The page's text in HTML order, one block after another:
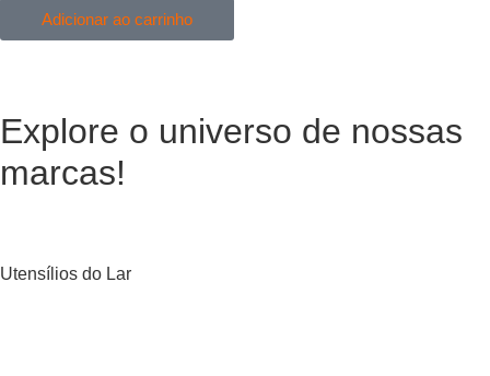
Adicionar ao carrinho
Explore o universo de nossas
marcas!
Utensílios do Lar